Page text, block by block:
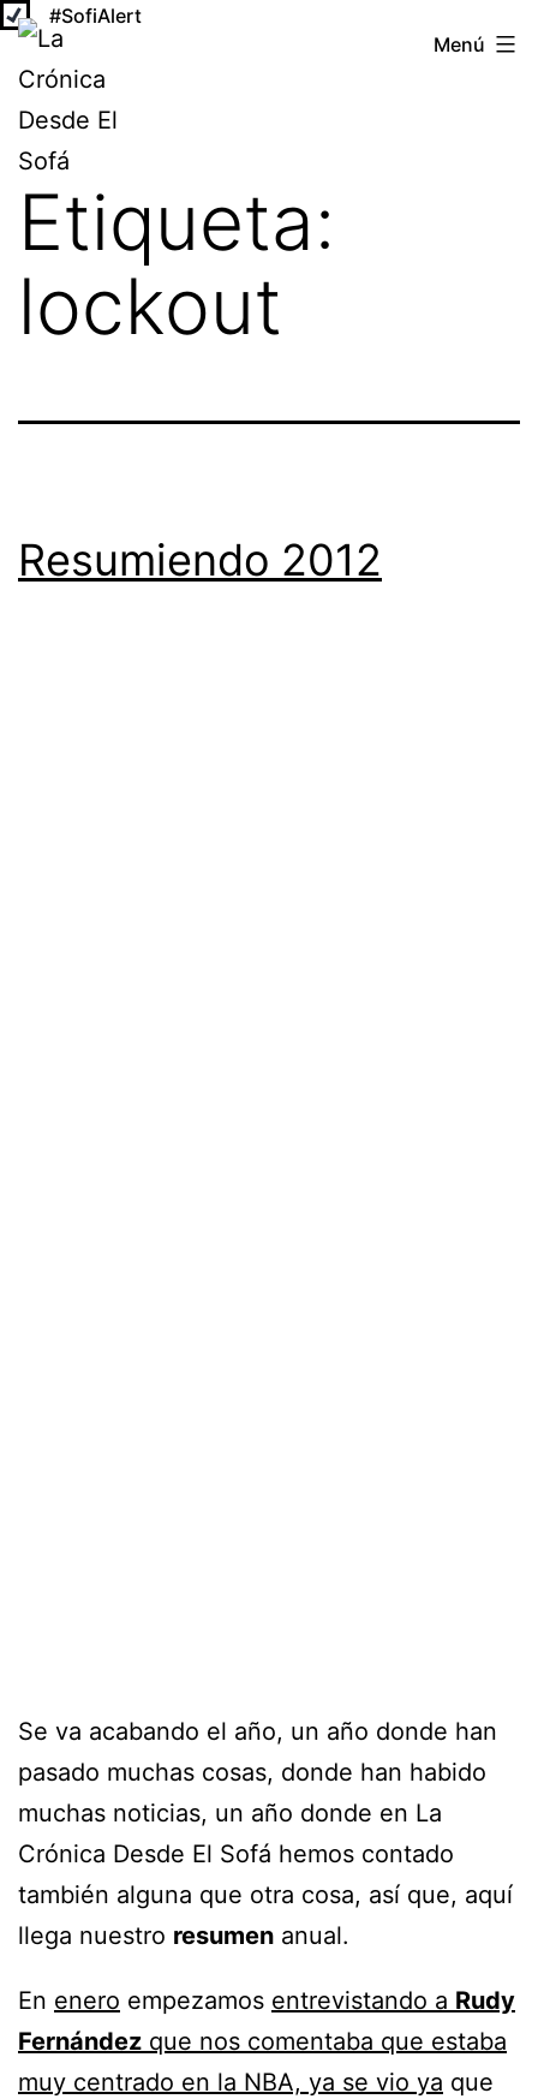
Saltar#SofiAlert
La
Crónica
Desde
El
Sofá
Menú
Etiqueta:
lockout
Resumiendo 2012
Se va acabando el año, un año donde han
pasado muchas cosas, donde han habido
muchas noticias, un año donde en La
Crónica Desde El Sofá hemos contado
también alguna que otra cosa, así que, aquí
llega nuestro resumen anual.
En enero empezamos entrevistando a Rudy
Fernández que nos comentaba que estaba
muy centrado en la NBA, ya se vio ya que